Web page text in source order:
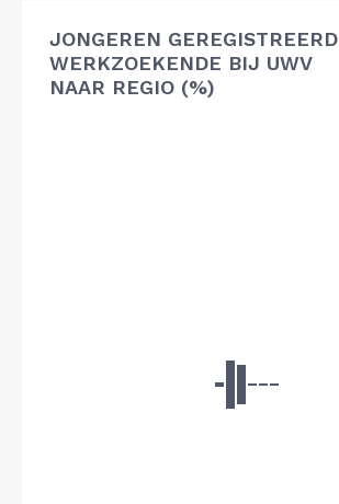
JONGEREN GEREGISTREERD
WERKZOEKENDE BIJ UWV
NAAR REGIO (%)